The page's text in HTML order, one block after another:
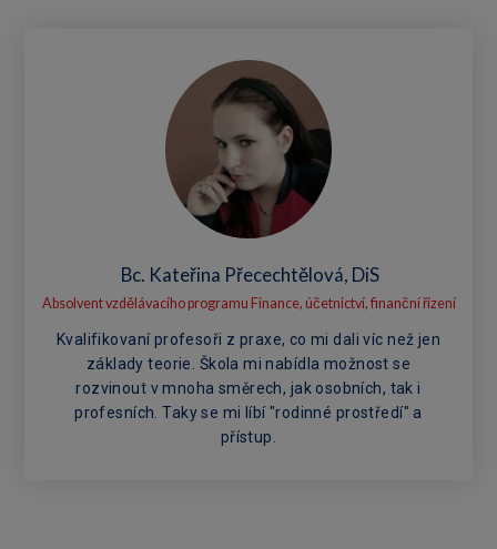
Bc. Kateřina Přecechtělová, DiS
Absolvent vzdělávacího programu Finance, účetnictví, finanční řízení
Kvalifikovaní profesoři z praxe, co mi dali víc než jen
základy teorie. Škola mi nabídla možnost se
rozvinout v mnoha směrech, jak osobních, tak i
profesních. Taky se mi líbí "rodinné prostředí" a
přístup.